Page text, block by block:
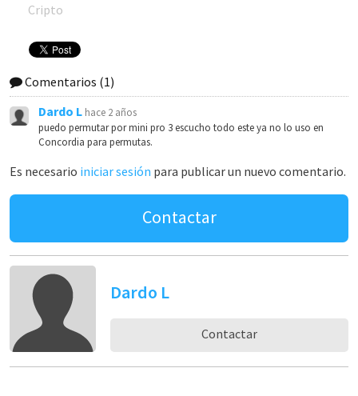
Cripto
Comentarios (1)
Dardo L hace 2 años
puedo permutar por mini pro 3 escucho todo este ya no lo uso en
Concordia para permutas.
Es necesario iniciar sesión para publicar un nuevo comentario.
Contactar
Dardo L
Contactar